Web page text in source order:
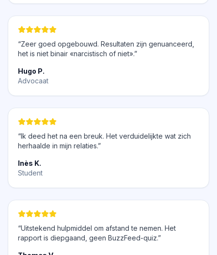
“Zeer goed opgebouwd. Resultaten zijn genuanceerd,
het is niet binair «narcistisch of niet».”
Hugo P.
Advocaat
“Ik deed het na een breuk. Het verduidelijkte wat zich
herhaalde in mijn relaties.”
Inès K.
Student
“Uitstekend hulpmiddel om afstand te nemen. Het
rapport is diepgaand, geen BuzzFeed-quiz.”